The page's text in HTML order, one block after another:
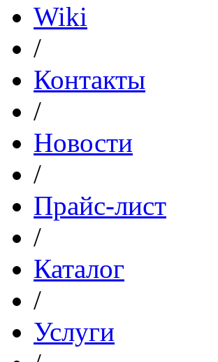
Wiki
/
Контакты
/
Новости
/
Прайс-лист
/
Каталог
/
Услуги